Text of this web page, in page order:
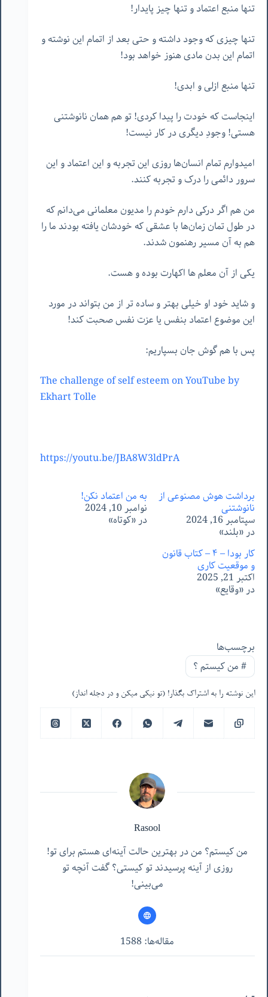
تنها منبع اعتماد و تنها چیز پایدار!
تنها چیزی که وجود داشته و حتی بعد از اتمام این نوشته و
اتمام این بدن مادی هنوز خواهد بود!
تنها منبع ازلی و ابدی!
اینجاست که خودت را پیدا کردی! تو هم همان نانوشتنی
هستی! وجودِ دیگری در کار نیست!
امیدوارم تمام انسان‌ها روزی این تجربه و این اعتماد و این
سرور دائمی را درک و تجربه کنند.
من هم اگر درکی دارم خودم را مدیون معلمانی می‌دانم که
در طول تمان زمان‌ها با عشقی که خودشان یافته بودند ما را
هم به آن مسیر رهنمون شدند.
یکی از آن معلم ها اکهارت بوده و هست.
و شاید خود او خیلی بهتر و ساده تر از من بتواند در مورد
این موضوع اعتماد بنفس یا عزت نفس صحبت کند!
پس با هم گوش جان بسپاریم:
The challenge of self esteem on YouTube by
Ekhart Tolle
https://youtu.be/JBA8W3ldPrA
برداشت هوش مصنوعی از
نانوشتنی
سپتامبر 16, 2024
در «بلند»
به من اعتماد نکن!
نوامبر 10, 2024
در «کوتاه»
کار بودا – ۴ – کتاب قانون
و موقعیت کاری
اکتبر 21, 2025
در «وقایع»
برچسب‌ها
#من‌ کیستم ؟
این نوشته را به اشتراک بگذار! (تو نیکی میکن و در دجله انداز)
Rasool
من کیستم؟ من در بهترین حالت آینه‌ای هستم برای تو!
روزی از آینه پرسیدند تو کیستی؟ گفت آنچه تو
می‌بینی!
مقاله‌ها: 1588